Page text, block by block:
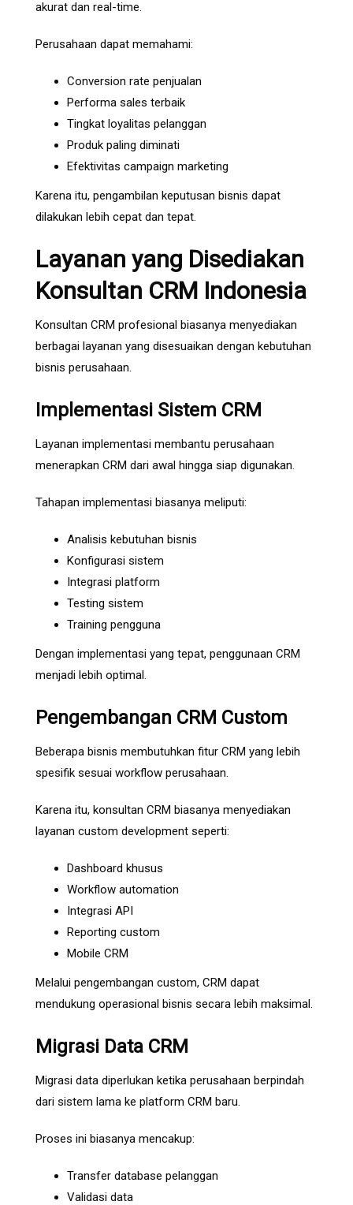
akurat dan real-time.
Perusahaan dapat memahami:
Conversion rate penjualan
Performa sales terbaik
Tingkat loyalitas pelanggan
Produk paling diminati
Efektivitas campaign marketing
Karena itu, pengambilan keputusan bisnis dapat
dilakukan lebih cepat dan tepat.
Layanan yang Disediakan
Konsultan CRM Indonesia
Konsultan CRM profesional biasanya menyediakan
berbagai layanan yang disesuaikan dengan kebutuhan
bisnis perusahaan.
Implementasi Sistem CRM
Layanan implementasi membantu perusahaan
menerapkan CRM dari awal hingga siap digunakan.
Tahapan implementasi biasanya meliputi:
Analisis kebutuhan bisnis
Konfigurasi sistem
Integrasi platform
Testing sistem
Training pengguna
Dengan implementasi yang tepat, penggunaan CRM
menjadi lebih optimal.
Pengembangan CRM Custom
Beberapa bisnis membutuhkan fitur CRM yang lebih
spesifik sesuai workflow perusahaan.
Karena itu, konsultan CRM biasanya menyediakan
layanan custom development seperti:
Dashboard khusus
Workflow automation
Integrasi API
Reporting custom
Mobile CRM
Melalui pengembangan custom, CRM dapat
mendukung operasional bisnis secara lebih maksimal.
Migrasi Data CRM
Migrasi data diperlukan ketika perusahaan berpindah
dari sistem lama ke platform CRM baru.
Proses ini biasanya mencakup:
Transfer database pelanggan
Validasi data